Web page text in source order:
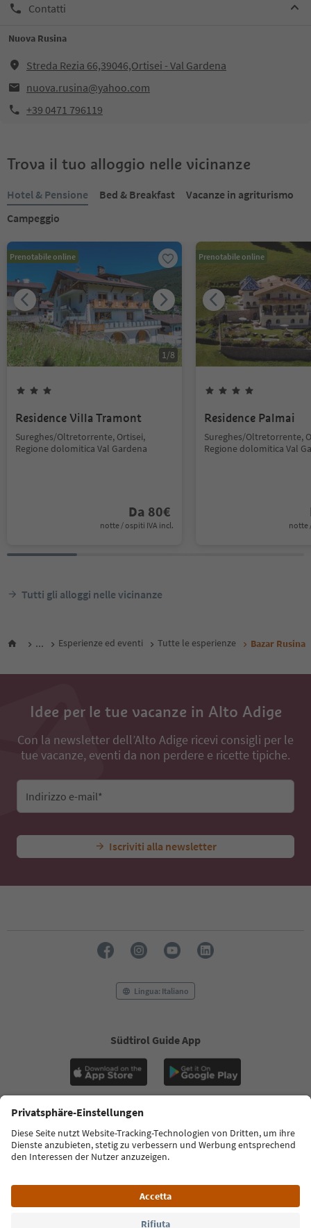
Contatti
Nuova Rusina
Streda Rezia 66,39046,Ortisei - Val Gardena
nuova.rusina@yahoo.com
+39 0471 796119
Trova il tuo alloggio nelle vicinanze
Hotel & Pensione Bed & Breakfast
Vacanze in agriturismo
Campeggio
Prenotabile online
1/8
Residence Villa Tramont
Sureghes/Oltretorrente, Ortisei,
Regione dolomitica Val Gardena
Da 80€
notte / ospiti IVA incl.
Prenotabile online
Residence Palmai
Sureghes/Oltretorrente,
Regione dolomitica Val
notte
Tutti gli alloggi nelle vicinanze
... Esperienze ed eventi Tutte le esperienze Bazar Rusina
Idee per le tue vacanze in Alto Adige
Con la newsletter dell’Alto Adige ricevi consigli per le
tue vacanze, eventi da non perdere e ricette tipiche.
Indirizzo e-mail*
Iscriviti alla newsletter
Lingua: Italiano
Südtirol Guide App
FAQ Contatti Press MICE
Privacy Policy
Termini e condizioni
Crediti
Cookie Policy
Alto Adige B2B